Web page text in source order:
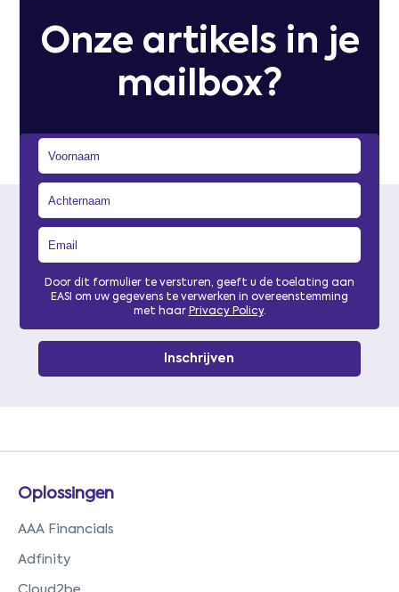
Onze artikels in je
mailbox?
Door dit formulier te versturen, geeft u de toelating aan
EASI om uw gegevens te verwerken in overeenstemming
met haar Privacy Policy.
Oplossingen
AAA Financials
Adfinity